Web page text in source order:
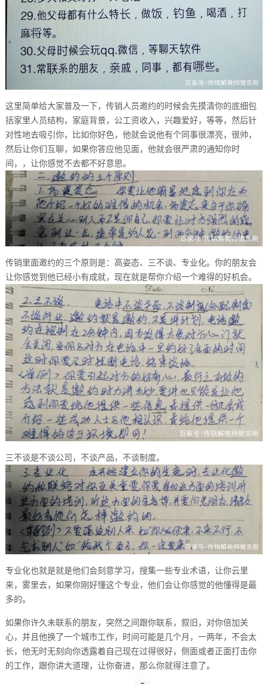
这里简单给大家普及一下，传销人员邀约的时候会先摸清你的底细包
括家里人员结构，家庭背景，公工资收入，兴趣爱好，等等，然后针
对性地去吸引你，比如你好色，他就会说他有个同事很漂亮，很帅，
然后让你们互聊，如果你答应他见面，他就会很严肃的通知你时
间，，让你感觉不去都不好意思。
传销里面邀约的三个原则是：高姿态、三不谈、专业化。你的朋友会
让你感觉到他已经小有成就，现在就是帮你介绍一个难得的好机会。
三不谈是不谈公司，不谈产品，不谈制度。
专业化也就是就是他们会刻意学习，搜集一些专业术语，让你云里
来，雾里去，如果你刚好懂这个专业，他们会让你感觉的他懂得是最
多的。
如果你许久未联系的朋友，突然之间跟你联系，叙旧，对你倍加关
心，并且他换了一个城市工作，时间可能是几个月，一两年，不会太
长，他无时无刻向你透露着自己现在过得很好，侧面或者正面打击你
的工作，跟你讲大道理，让你奋进，那么你就得注意了。